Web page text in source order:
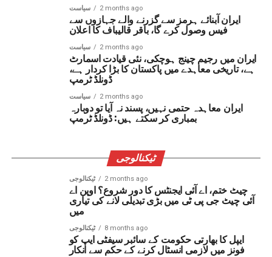
سیاست 2 months ago
ایران آبنائے ہرمز سے گزرنے والے جہازوں سے
فیس وصول کرے گا، باقر قالیباف کا اعلان
سیاست 2 months ago
ایران میں رجیم چینج ہوچکی، نئی قیادت اسمارٹ
ہے، تاریخی معاہدے میں پاکستان کا بڑا کردار ہے،
ڈونلڈ ٹرمپ
سیاست 2 months ago
ایران معاہدہ حتمی نہیں، پسند نہ آیا تو دوبارہ
بمباری کر سکتے ہیں: ڈونلڈ ٹرمپ
ٹیکنالوجی
ٹیکنالوجی 2 months ago
چیٹ ختم، اے آئی ایجنٹس کا دور شروع؟ اوپن اے
آئی چیٹ جی پی ٹی میں بڑی تبدیلی لانے کی تیاری
میں
ٹیکنالوجی 8 months ago
ایپل کا بھارتی حکومت کے سائبر سیفٹی ایپ کو
فونز میں لازمی انسٹال کرنے کے حکم سے انکار